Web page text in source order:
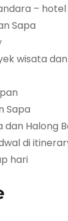
– hotel
Sapa
wisata
Sapa
dan Halong
di
hari